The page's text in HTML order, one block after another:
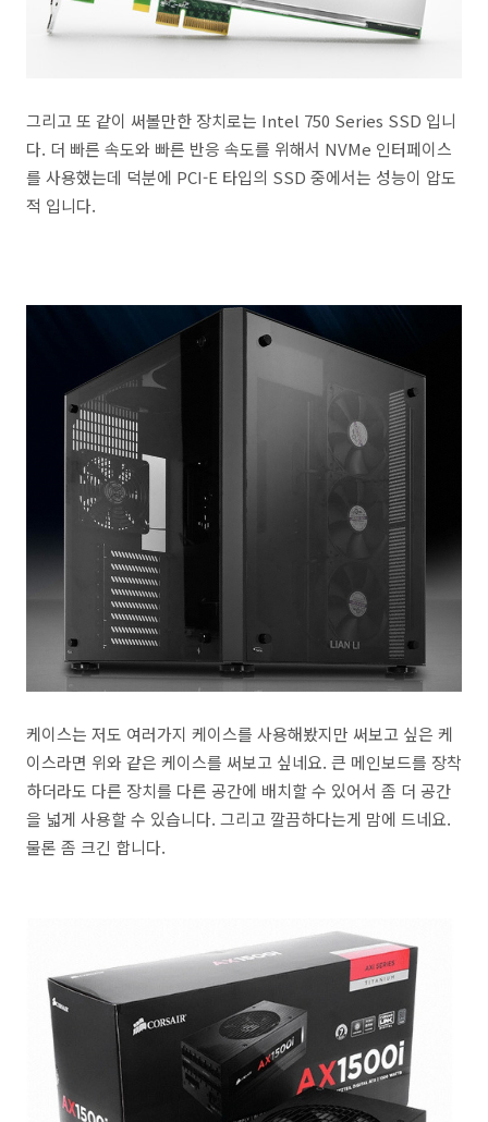
그리고 또 같이 써볼만한 장치로는 Intel 750 Series SSD 입니
다. 더 빠른 속도와 빠른 반응 속도를 위해서 NVMe 인터페이스
를 사용했는데 덕분에 PCI-E 타입의 SSD 중에서는 성능이 압도
적 입니다.
케이스는 저도 여러가지 케이스를 사용해봤지만 써보고 싶은 케
이스라면 위와 같은 케이스를 써보고 싶네요. 큰 메인보드를 장착
하더라도 다른 장치를 다른 공간에 배치할 수 있어서 좀 더 공간
을 넓게 사용할 수 있습니다. 그리고 깔끔하다는게 맘에 드네요.
물론 좀 크긴 합니다.